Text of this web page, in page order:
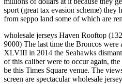
sport (great tax evasion scheme) they
from seppo land some of which are
wholesale jerseys Haven Rooftop
9000) The last time the Broncos were
XLVIII in 2014 the Seahawks
of this caliber were to occur again,
be this Times Square venue. The
screen are spectacular wholesale